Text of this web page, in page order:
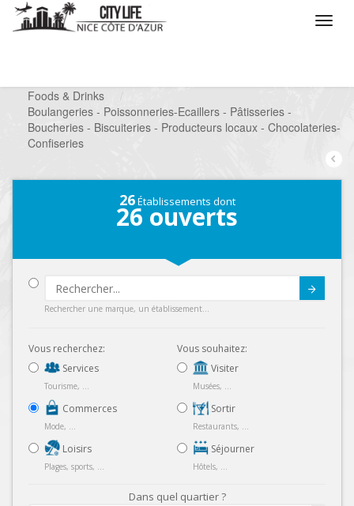
Foods & Drinks
/
Boulangeries - Poissonneries-Ecaillers - Pâtisseries -
Boucheries - Biscuiteries - Producteurs locaux - Chocolateries-
Confiseries
26Établissements dont
26 ouverts
Rechercher une marque, un établissement...
Vous recherchez:
Services
Tourisme, ...
Commerces
Mode, ...
Loisirs
Plages, sports, ...
Vous souhaitez:
Visiter
Musées, ...
Sortir
Restaurants, ...
Séjourner
Hôtels, ...
Dans quel quartier ?